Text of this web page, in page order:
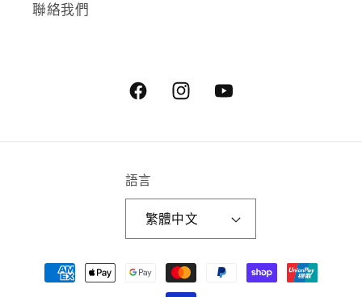
聯絡我們
FacebookInstagramYouTube
語言
繁體中文
付
款